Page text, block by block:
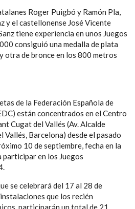
Roger Puigbó y Ramón Pla,
y el castellonense José Vicente
tiene experiencia en unos Juegos
consiguió una medalla de plata
otra de bronce en los 800 metros
de la Federación Española de
están concentrados en el Centro
Cugat del Vallés (Av. Alcalde
Vallés, Barcelona) desde el pasado
10 de septiembre, fecha en la
participar en los Juegos
se celebrará del 17 al 28 de
que los recién
participarán un total de 21